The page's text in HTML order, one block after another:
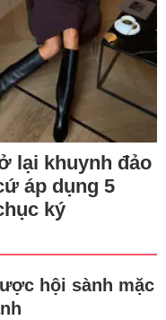
lại khuynh đảo
áp dụng 5
ký
hội sành mặc